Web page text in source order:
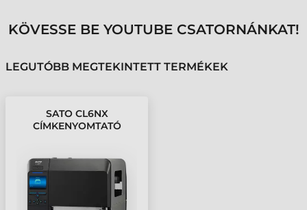
KÖVESSE BE YOUTUBE CSATORNÁNKAT!
LEGUTÓBB MEGTEKINTETT TERMÉKEK
SATO CL6NX
CÍMKENYOMTATÓ